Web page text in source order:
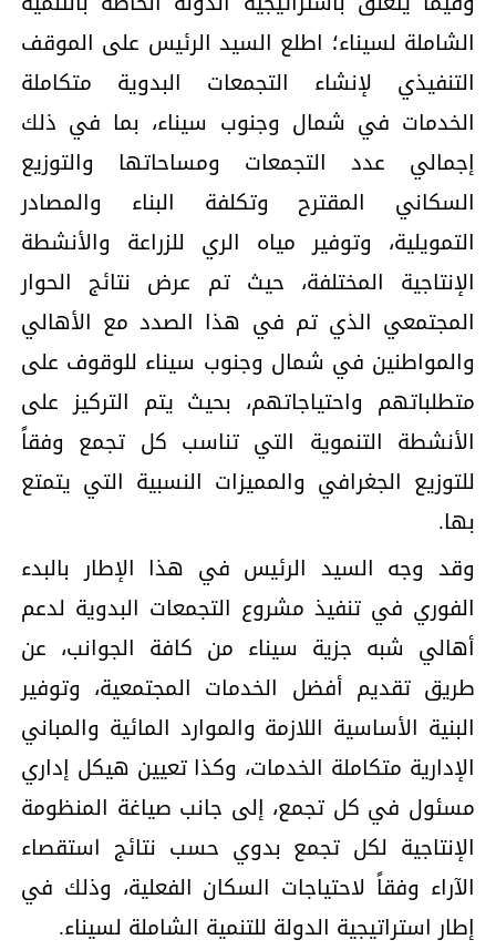
الشاملة لسيناء؛ اطلع السيد الرئيس على الموقف
التنفيذي لإنشاء التجمعات البدوية متكاملة
الخدمات في شمال وجنوب سيناء، بما في ذلك
إجمالي عدد التجمعات ومساحاتها والتوزيع
السكاني المقترح وتكلفة البناء والمصادر
التمويلية، وتوفير مياه الري للزراعة والأنشطة
الإنتاجية المختلفة، حيث تم عرض نتائج الحوار
المجتمعي الذي تم في هذا الصدد مع الأهالي
والمواطنين في شمال وجنوب سيناء للوقوف على
متطلباتهم واحتياجاتهم، بحيث يتم التركيز على
الأنشطة التنموية التي تناسب كل تجمع وفقاً
للتوزيع الجغرافي والمميزات النسبية التي يتمتع
بها.
وقد وجه السيد الرئيس في هذا الإطار بالبدء
الفوري في تنفيذ مشروع التجمعات البدوية لدعم
أهالي شبه جزية سيناء من كافة الجوانب، عن
طريق تقديم أفضل الخدمات المجتمعية، وتوفير
البنية الأساسية اللازمة والموارد المائية والمباني
الإدارية متكاملة الخدمات، وكذا تعيين هيكل إداري
مسئول في كل تجمع، إلى جانب صياغة المنظومة
الإنتاجية لكل تجمع بدوي حسب نتائج استقصاء
الآراء وفقاً لاحتياجات السكان الفعلية، وذلك في
إطار استراتيجية الدولة للتنمية الشاملة لسيناء.